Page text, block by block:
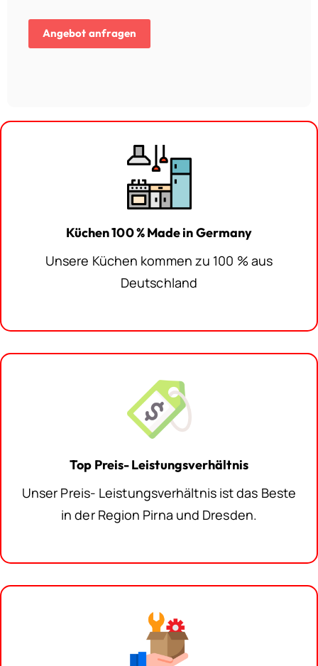
Preis
ist:
Angebot anfragen
Küchen 100 % Made in Germany
Unsere Küchen kommen zu 100 % aus
Deutschland
Top Preis- Leistungsverhältnis
Unser Preis- Leistungsverhältnis ist das Beste
in der Region Pirna und Dresden.